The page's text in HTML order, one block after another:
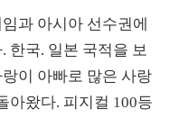
과 아시아 선수권에
한국. 일본 국적을 보
이 아빠로 많은 사랑
아왔다. 피지컬 100등